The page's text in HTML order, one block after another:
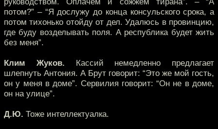
потом?” – “Я дослужу до конца консульского срока, а
потом тихонько отойду от дел. Удалюсь в провинцию,
где буду возделывать поля. А республика будет жить
без меня”.
Клим Жуков. Кассий немедленно предлагает
шлепнуть Антония. А Брут говорит: “Это же мой гость,
он у меня в доме”. Сервилия говорит: “Он не в доме,
он на улице”.
Д.Ю. Тоже интеллектуалка.